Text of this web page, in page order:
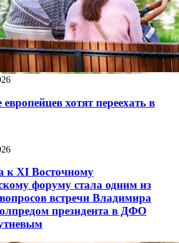
хотят переехать в
к XI Восточному
форуму стала одним из
встречи Владимира
президента в ДФО